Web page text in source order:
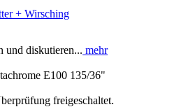
+ Wirsching
und diskutieren... mehr
E100 135/36"
freigeschaltet.